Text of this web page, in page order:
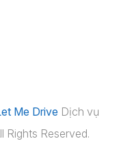
Me Drive Dịch vụ
Rights Reserved.